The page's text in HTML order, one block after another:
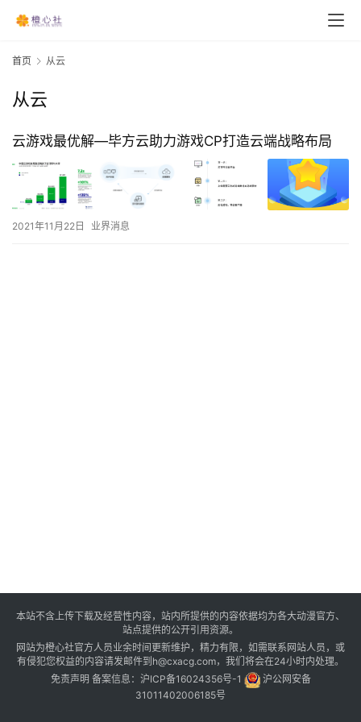
首页 从云
从云
云游戏最优解—毕方云助力游戏CP打造云端战略布局
2021年11月22日 业界消息
本站不含上传下载及经营性内容，站内所提供的内容依据均为各大动漫官方、
站点提供的公开引用资源。
网站为橙心社官方人员业余时间更新维护，精力有限，如需联系网站人员，或
有侵犯您权益的内容请发邮件到h@cxacg.com，我们将会在24小时内处理。
免责声明 备案信息： 沪ICP备16024356号-1
沪公网安备
31011402006185号